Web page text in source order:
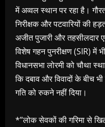
में अव्वल स्थान पर रहा है।
निरीक्षक और पटवारियों की
अजीत पुजारी और
विशेष गहन पुनरीक्षण (SIR) में
विधानसभा लोरमी को चौथा
कि दबाव और विवादों के बीच
गति को रुकने नहीं दिया।
*”लोक सेवकों की गरिमा से